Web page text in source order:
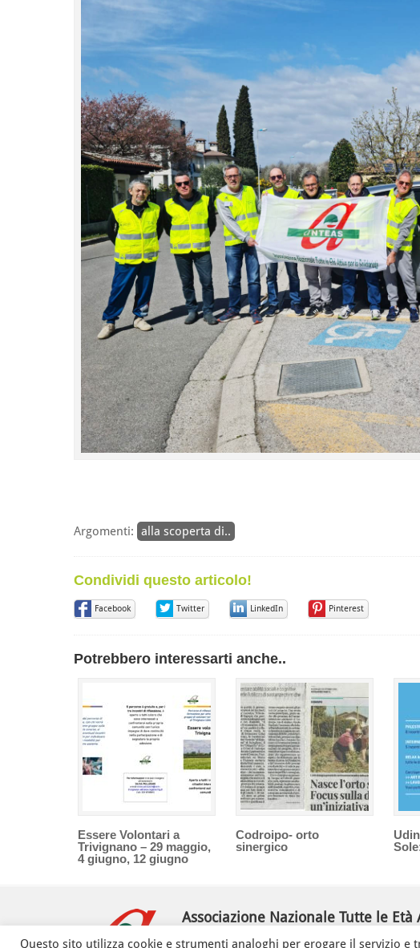
Argomenti: alla scoperta di..
Condividi questo articolo!
Facebook Twitter LinkedIn Pinterest
Potrebbero interessarti anche..
Essere Volontari a
Trivignano – 29 maggio,
4 giugno, 12 giugno
Codroipo- orto
sinergico
Associazione Nazionale Tutte le
Questo sito utilizza cookie e strumenti analoghi per erogare il servizio e